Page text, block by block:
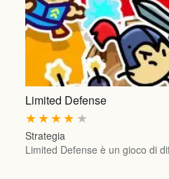
Limited Defense
★
★
★
★
★
Strategia
Limited Defense è un gioco di